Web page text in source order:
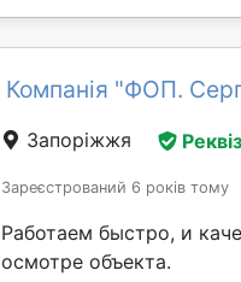
Компанія "ФОП.
Запоріжжя
Зареєстрований 6 років тому
Работаем быстро, и
осмотре объекта.